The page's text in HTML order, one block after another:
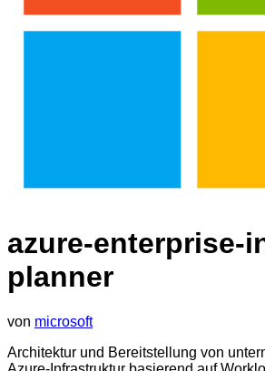
azure-enterprise-
planner
von microsoft
Architektur und Bereitstellung von